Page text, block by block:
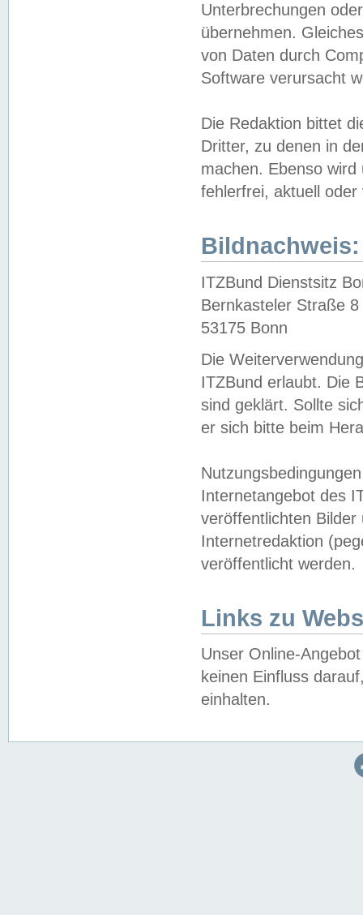
Unterbrechungen
übernehmen.
von Daten durch
Software verursacht
Die Redaktion bittet
Dritter, zu denen in
machen. Ebenso
fehlerfrei, aktuell oder
Bildnachweis:
ITZBund Dienstsitz
Bernkasteler Straße 8
53175 Bonn
Die
ITZBund erlaubt. Die
sind geklärt. Sollte
er sich bitte beim
Internetangebot des
veröffentlichten
Internetredaktion
veröffentlicht werden.
Links zu
Unser Online-
keinen Einfluss
einhalten.